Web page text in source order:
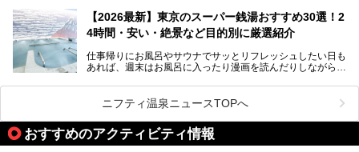
を旅の目的とする「サ旅」や自分へのご褒美のための宿泊な
ど、自分の好きなタイミングで好きなだけサ活ができるのが
魅力です。
最近では、男性専用施設だけでなく、カップルや女性に嬉し
い個室サウナも増えてきました。
ら、特におすすめしたい施設14選をご紹介します。
してみてください。
【2026最新】東京のスーパー銭湯おすすめ30選！2
4時間・安い・絶景など目的別に厳選紹介
仕事帰りにお風呂やサウナでサッとリフレッシュしたい日も
あれば、週末はお風呂に入ったり漫画を読んだりしながら一
また、終電を逃してしまい、「このまま朝までゆっくりでき
る場所があれば」と探した経験がある人も多いのではないで
しょうか。
そこで本記事では、東京でおすすめのスーパー銭湯を、目的
ニフティ温泉ニュースTOPへ
おすすめのアクティビティ情報